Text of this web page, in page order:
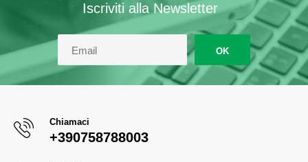
Iscriviti alla Newsletter
OK
Chiamaci
+390758788003